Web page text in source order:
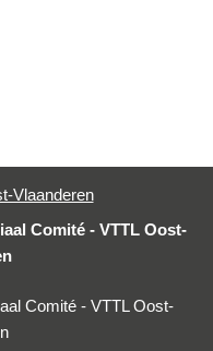
Vlaanderen
Comité - VTTL Oost-
Comité - VTTL Oost-